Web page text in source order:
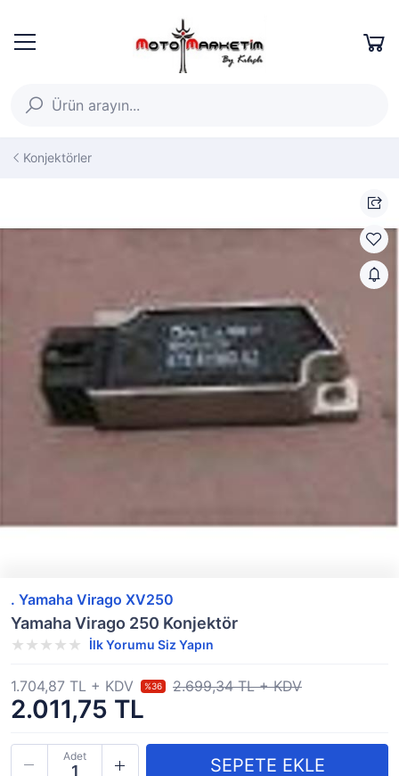
Konjektörler
. Yamaha Virago XV250
Yamaha Virago 250 Konjektör
İlk Yorumu Siz Yapın
2.011,75 TL
1.704,87 TL + KDV %36 2.699,34 TL + KDV
Adet